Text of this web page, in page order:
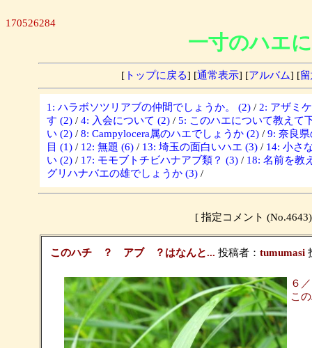
170526284
一寸のハエ
[トップに戻る] [通常表示] [アルバム] [
1: ハラボソツリアブの仲間でしょうか。 (2) / 2: アザミ
す (2) / 4: 入会について (2) / 5: このハエについて教えて
い (2) / 8: Campylocera属のハエでしょうか (2) / 9: 奈良
目 (1) / 12: 無題 (6) / 13: 埼玉の面白いハエ (3) / 14: 小さ
い (2) / 17: モモブトチビハナアブ類？ (3) / 18: 名前を教
グリハナバエの雄でしょうか (3) /
[ 指定コメント
このハチ ？ アブ ？はなんと... 投稿者： tumumasi
６
こ